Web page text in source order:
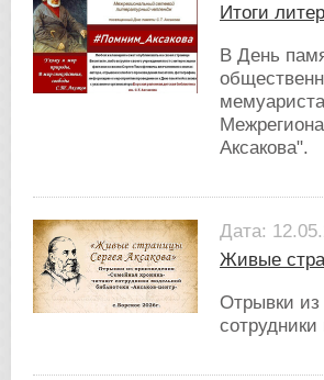
Итоги
В День
Аксакова".
Дата:
Живые
Отрывки из